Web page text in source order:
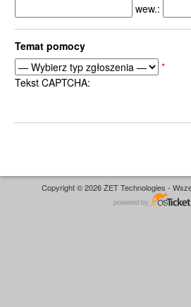
wew.:
Temat pomocy
*
Tekst CAPTCHA:
Copyright © 2026 ŻET Technologies -